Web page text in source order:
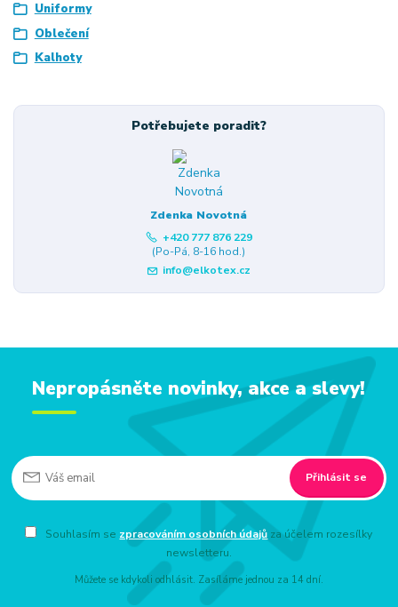
Uniformy
Oblečení
Kalhoty
Potřebujete poradit?
Zdenka Novotná
+420 777 876 229
(Po-Pá, 8-16 hod.)
info@elkotex.cz
Nepropásněte novinky, akce a slevy!
Přihlásit se
Souhlasím se zpracováním osobních údajů za účelem rozesílky
newsletteru.
Můžete se kdykoli odhlásit. Zasíláme jednou za 14 dní.